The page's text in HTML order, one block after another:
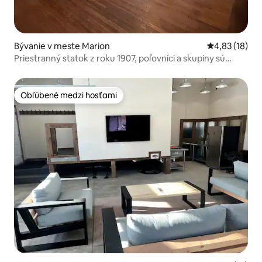
Bývanie v meste Marion Priemerné
4,83 (18)
Priestranný statok z roku 1907, poľovníci a skupiny sú
Obľúbené medzi hosťami
Obľúbené medzi hosťami